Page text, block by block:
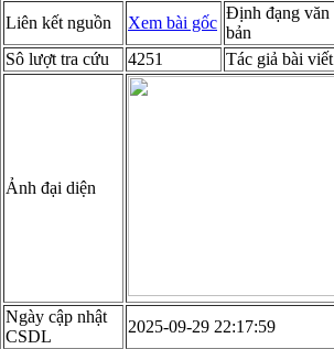
Liên kết nguồn
Xem bài gốc
Định đạng văn
bản
Sô lượt tra cứu
4251 Tác giả bài viết
Ảnh đại diện
Ngày cập nhật
CSDL
2025-09-29 22:17:59